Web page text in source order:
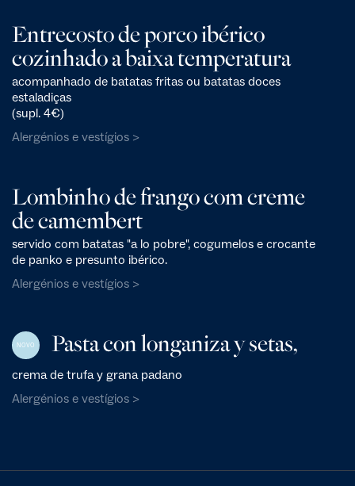
Entrecosto de porco ibérico
cozinhado a baixa temperatura
acompanhado de batatas fritas ou batatas doces
estaladiças
(supl. 4€)
Alergénios e vestígios >
Lombinho de frango com creme
de camembert
servido com batatas "a lo pobre", cogumelos e crocante
de panko e presunto ibérico.
Alergénios e vestígios >
NOVO Pasta con longaniza y setas,
crema de trufa y grana padano
Alergénios e vestígios >